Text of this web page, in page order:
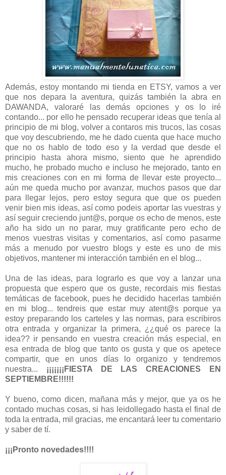
Además, estoy montando mi tienda en ETSY, vamos a ver
que nos depara la aventura, quizás también la abra en
DAWANDA, valoraré las demás opciones y os lo iré
contando... por ello he pensado recuperar ideas que tenía al
principio de mi blog, volver a contaros mis trucos, las cosas
que voy descubriendo, me he dado cuenta que hace mucho
que no os hablo de todo eso y la verdad que desde el
principio hasta ahora mismo, siento que he aprendido
mucho, he probado mucho e incluso he mejorado, tanto en
mis creaciones con en mi forma de llevar este proyecto...
aún me queda mucho por avanzar, muchos pasos que dar
para llegar lejos, pero estoy segura que que os pueden
venir bien mis ideas, así como podeis aportar las vuestras y
así seguir creciendo junt@s, porque os echo de menos, este
año ha sido un no parar, muy gratificante pero echo de
menos vuestras visitas y comentarios, así como pasarme
más a menudo por vuestro blogs y este es uno de mis
objetivos, mantener mi interacción también en el blog...
Una de las ideas, para lograrlo es que voy a lanzar una
propuesta que espero que os guste, recordais mis fiestas
temáticas de facebook, pues he decidido hacerlas también
en mi blog... tendreis que estar muy atent@s porque ya
estoy preparando los carteles y las normas, para escribiros
otra entrada y organizar la primera, ¿¿qué os parece la
idea?? ir pensando en vuestra creación más especial, en
esa entrada de blog que tanto os gusta y que os apetece
compartir, que en unos días lo organizo y tendremos
nuestra... ¡¡¡¡¡¡¡FIESTA DE LAS CREACIONES EN
SEPTIEMBRE!!!!!!
Y bueno, como dicen, mañana más y mejor, que ya os he
contado muchas cosas, si has leidollegado hasta el final de
toda la entrada, mil gracias, me encantará leer tu comentario
y saber de tí.
¡¡¡Pronto novedades!!!!